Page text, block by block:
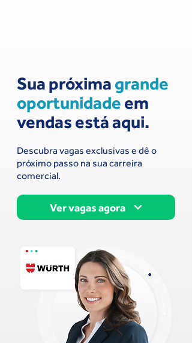
Sua próxima grande
oportunidade em
vendas está aqui.
Descubra vagas exclusivas e dê o
próximo passo na sua carreira
comercial.
Ver vagas agora